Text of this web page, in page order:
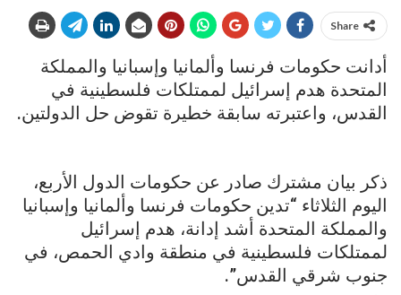
Share
أدانت حكومات فرنسا وألمانيا وإسبانيا والمملكة
المتحدة هدم إسرائيل لممتلكات فلسطينية في
القدس، واعتبرته سابقة خطيرة تقوض حل الدولتين.
ذكر بيان مشترك صادر عن حكومات الدول الأربع،
اليوم الثلاثاء “تدين حكومات فرنسا وألمانيا وإسبانيا
والمملكة المتحدة أشد إدانة، هدم إسرائيل
لممتلكات فلسطينية في منطقة وادي الحمص، في
جنوب شرقي القدس”.